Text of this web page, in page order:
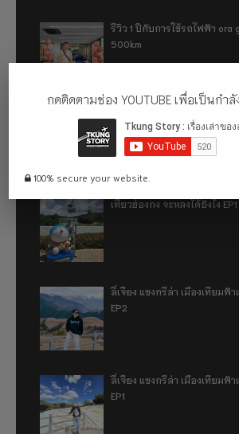
รีวิว 1 ปีกับการใช้รถไฟฟ้า ora
500km
เที่ยวฮ่องกง จะหลงได้ยังไง EP1
ลี่เจียง แชงกรีล่า เมืองเทียมฟ้
EP2
ลี่เจียง แชงกรีล่า เมืองเทียมฟ้
EP1
กดติดตามช่อง YOUTUBE เพื่อเป็นกำ
100% secure your website.